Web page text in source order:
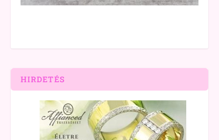
HIRDETÉS